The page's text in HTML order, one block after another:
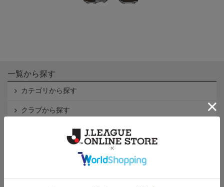
一覧から探す
カテゴリから探す
クラブから探す
Ｊ2
インフォメーション
Ｊリーグオンラインストアとは